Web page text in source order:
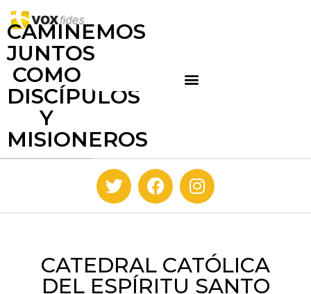
CAMINEMOS
JUNTOS
COMO
DISCÍPULOS
Y
MISIONEROS
CATEDRAL CATÓLICA
DEL ESPÍRITU SANTO